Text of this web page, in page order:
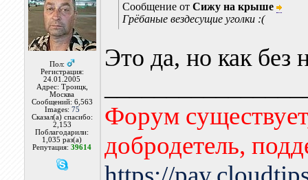
Пол:
Регистрация:
24.01.2005
Адрес: Троицк,
Москва
Сообщений: 6,563
Images: 75
Сказал(а) спасибо:
2,153
Поблагодарили:
1,035 раз(а)
Репутация:39614
Сообщение от Сижу на крыше
Грёбаные вездесущие уголки :(
Это да, но как без
Форум
добродетель,